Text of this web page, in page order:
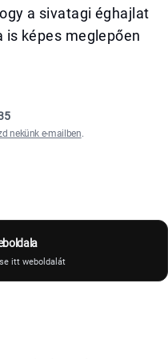
a sivatagi éghajlat
is képes meglepően
nekünk e-mailben.
itt weboldalát